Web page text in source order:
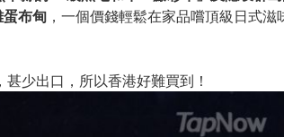
蛋布甸 ，一個價錢輕鬆在家品嚐頂級日式滋
少出口，所以香港好難買到！